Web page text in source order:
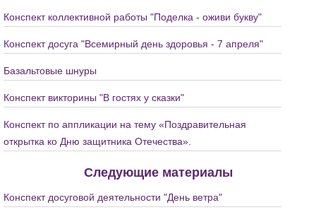
Конспект коллективной работы "Поделка - оживи букву"
Конспект досуга "Всемирный день здоровья - 7 апреля"
Базальтовые шнуры
Конспект викторины "В гостях у сказки"
Конспект по аппликации на тему «Поздравительная
открытка ко Дню защитника Отечества».
Следующие материалы
Конспект досуговой деятельности "День ветра"